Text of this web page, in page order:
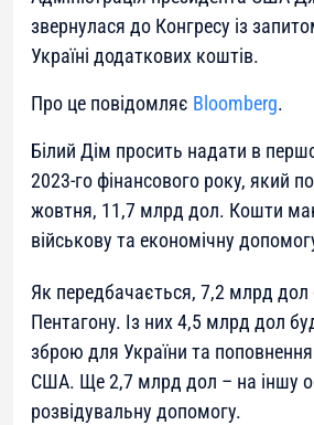
звернулася до Конгресу із
Україні додаткових коштів.
Про це повідомляє Bloomberg.
Білий Дім просить надати в
2023-го фінансового року, який
жовтня, 11,7 млрд дол. Кошти
військову та економічну
Як передбачається, 7,2 млрд дол
Пентагону. Із них 4,5 млрд дол
зброю для України та поповнення
США. Ще 2,7 млрд дол – на іншу
розвідувальну допомогу.